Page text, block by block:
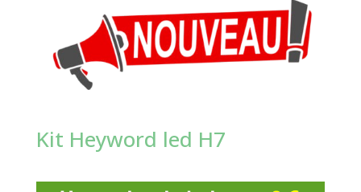
Kit Heyword led H7